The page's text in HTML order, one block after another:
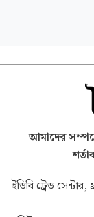
আমাদের
ইডিবি ট্রেড